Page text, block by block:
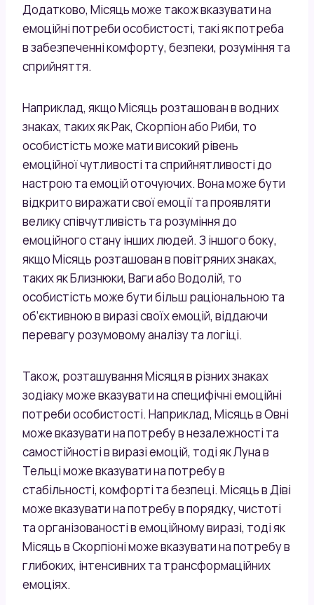
Додатково, Місяць може також вказувати на
емоційні потреби особистості, такі як потреба
в забезпеченні комфорту, безпеки, розуміння та
сприйняття.
Наприклад, якщо Місяць розташован в водних
знаках, таких як Рак, Скорпіон або Риби, то
особистість може мати високий рівень
емоційної чутливості та сприйнятливості до
настрою та емоцій оточуючих. Вона може бути
відкрито виражати свої емоції та проявляти
велику співчутливість та розуміння до
емоційного стану інших людей. З іншого боку,
якщо Місяць розташован в повітряних знаках,
таких як Близнюки, Ваги або Водолій, то
особистість може бути більш раціональною та
об’єктивною в виразі своїх емоцій, віддаючи
перевагу розумовому аналізу та логіці.
Також, розташування Місяця в різних знаках
зодіаку може вказувати на специфічні емоційні
потреби особистості. Наприклад, Місяць в Овні
може вказувати на потребу в незалежності та
самостійності в виразі емоцій, тоді як Луна в
Тельці може вказувати на потребу в
стабільності, комфорті та безпеці. Місяць в Діві
може вказувати на потребу в порядку, чистоті
та організованості в емоційному виразі, тоді як
Місяць в Скорпіоні може вказувати на потребу в
глибоких, інтенсивних та трансформаційних
емоціях.